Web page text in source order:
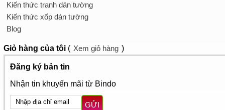
Kiến thức tranh dán tường
Kiến thức xốp dán tường
Blog
Giỏ hàng của tôi ( Xem giỏ hàng )
Đăng ký bản tin
Nhận tin khuyến mãi từ Bindo
GỬI